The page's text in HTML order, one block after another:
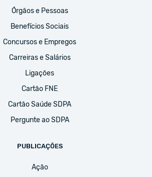
Órgãos e Pessoas
Benefícios Sociais
Concursos e Empregos
Carreiras e Salários
Ligações
Cartão FNE
Cartão Saúde SDPA
Pergunte ao SDPA
PUBLICAÇÕES
Ação